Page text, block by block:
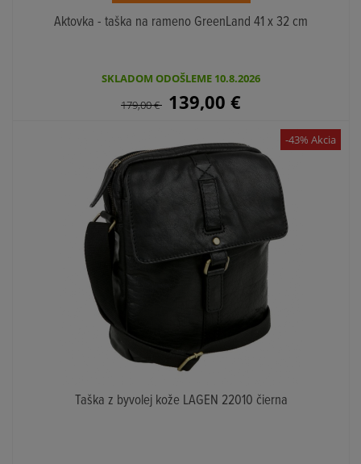
Aktovka - taška na rameno GreenLand 41 x 32 cm
SKLADOM ODOŠLEME 10.8.2026
179,00€ 139,00 €
Taška z byvolej kože LAGEN 22010 čierna
-43% Akcia